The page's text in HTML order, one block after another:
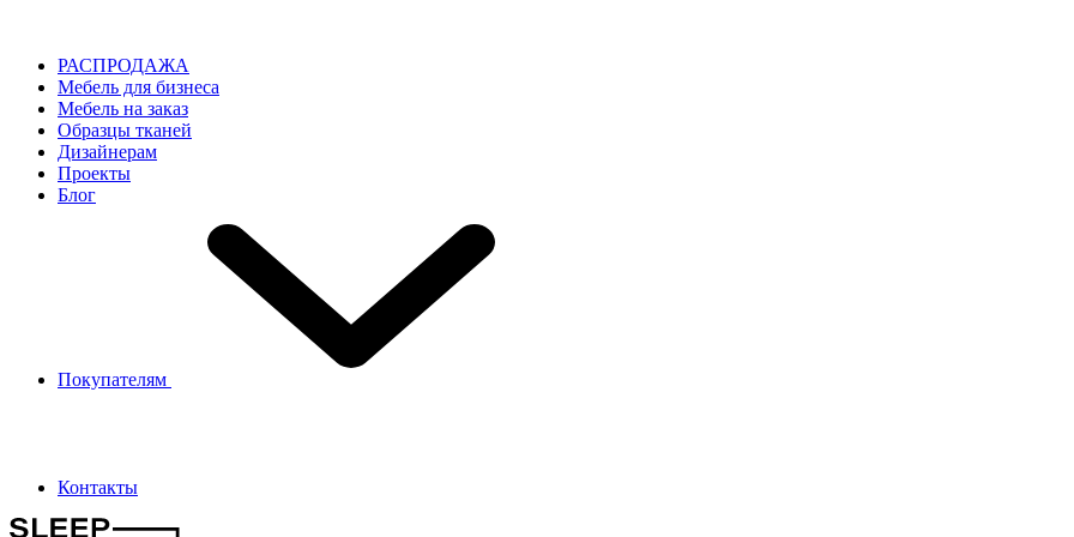
РАСПРОДАЖА
Мебель для бизнеса
Мебель на заказ
Образцы тканей
Дизайнерам
Проекты
Блог
Покупателям
Контакты